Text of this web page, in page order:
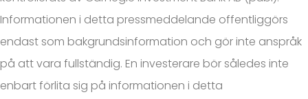
Informationen i detta pressmeddelande offentliggörs
endast som bakgrundsinformation och gör inte anspråk
på att vara fullständig. En investerare bör således inte
enbart förlita sig på informationen i detta